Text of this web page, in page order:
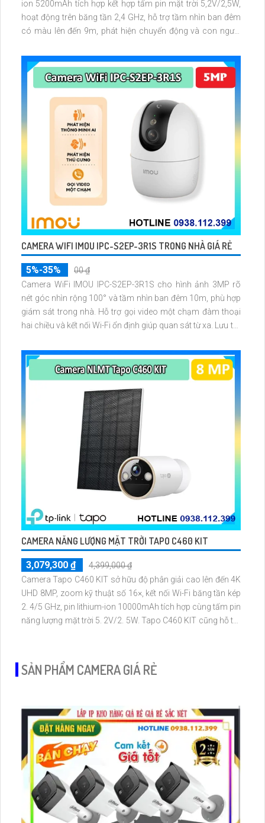
ion 5200mAh tích hợp kết hợp tấm pin mặt trời 5,2V/2,5W,
hoạt động trên băng tần 2,4 GHz, hỗ trợ tầm nhìn ban đêm
có màu lên đến 9m, phát hiện chuyển động và con người
512GB
CAMERA WIFI IMOU IPC-S2EP-3R1S TRONG NHÀ GIÁ RẺ
5%-35%
00 ₫
Camera WiFi IMOU IPC-S2EP-3R1S cho hình ảnh 3MP rõ
nét góc nhìn rộng 100° và tầm nhìn ban đêm 10m, phù hợp
giám sát trong nhà. Hỗ trợ gọi video một chạm đàm thoại
hai chiều và kết nối Wi-Fi ổn định giúp quan sát từ xa. Lưu trữ
dễ lắp đặt cho gia đình và văn phòng nhỏ.
CAMERA NĂNG LƯỢNG MẶT TRỜI TAPO C460 KIT
3,079,300 ₫
4,399,000 ₫
Camera Tapo C460 KIT sở hữu độ phân giải cao lên đến 4K
UHD 8MP, zoom kỹ thuật số 16×, kết nối Wi-Fi băng tần kép
2. 4/5 GHz, pin lithium-ion 10000mAh tích hợp cùng tấm pin
năng lượng mặt trời 5. 2V/2. 5W. Tapo C460 KIT cũng hỗ trợ
SẢN PHẨM CAMERA GIÁ RẺ